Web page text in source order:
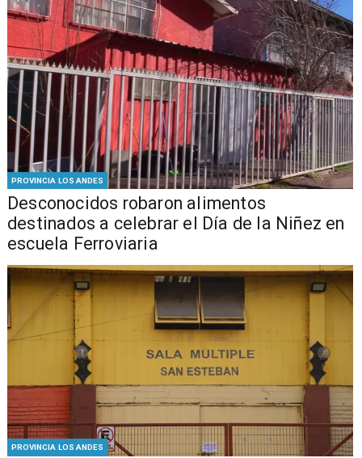
PROVINCIA LOS ANDES
Desconocidos robaron alimentos
destinados a celebrar el Día de la Niñez en
escuela Ferroviaria
PROVINCIA LOS ANDES